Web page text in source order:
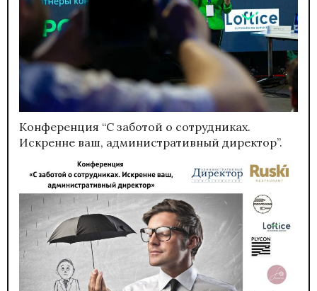
Конференция “С заботой о сотрудниках.
Искренне ваш, административный директор”.